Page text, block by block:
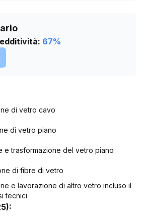
67%
di vetro cavo
di vetro piano
e trasformazione del vetro piano
di fibre di vetro
e lavorazione di altro vetro incluso il
tecnici